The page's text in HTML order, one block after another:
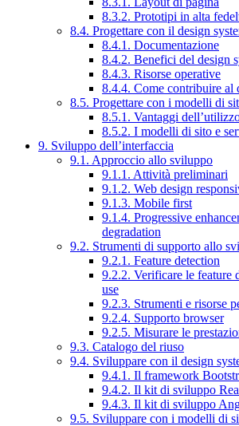
8.3.2. Prototipi in alta
8.4. Progettare con il design
8.4.1. Documentazione
8.4.2. Benefici del design
8.4.3. Risorse operative
8.4.4. Come contribuire al
8.5. Progettare con i modelli di
8.5.1. Vantaggi
8.5.2. I modelli di sito e
9. Sviluppo dell’interfaccia
9.1. Approccio allo sviluppo
9.1.1. Attività preliminari
9.1.2. Web design
9.1.3. Mobile first
9.1.4. Progressive
degradation
9.2. Strumenti di supporto allo
9.2.1. Feature detection
9.2.2. Verificare le feature
use
9.2.3. Strumenti e risorse
9.2.4. Supporto browser
9.2.5. Misurare le
9.3. Catalogo del riuso
9.4. Sviluppare con il design
9.4.1. Il framework
9.4.2. Il kit di sviluppo
9.4.3. Il kit di sviluppo
9.5. Sviluppare con i modelli di